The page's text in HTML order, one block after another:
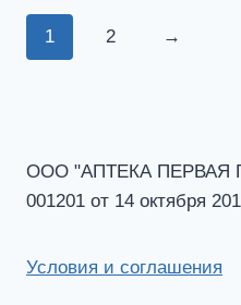
1 2 →
ООО "АПТЕКА ПЕРВАЯ
001201 от 14 октября
Условия и соглашения